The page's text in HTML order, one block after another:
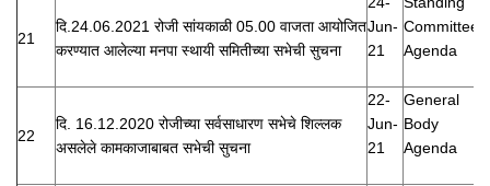
21
दि.24.06.2021 रोजी सांयकाळी 05.00 वाजता आयोजित
करण्यात आलेल्या मनपा स्थायी समितीच्या सभेची सुचना
Jun-
21
Committee
Agenda
22
दि. 16.12.2020 रोजीच्या सर्वसाधारण सभेचे शिल्लक
असलेले कामकाजाबाबत सभेची सुचना
22-
Jun-
21
General
Body
Agenda